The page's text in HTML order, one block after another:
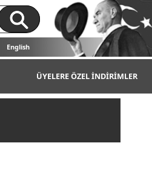
English
ÜYELERE ÖZEL İNDİRİMLER